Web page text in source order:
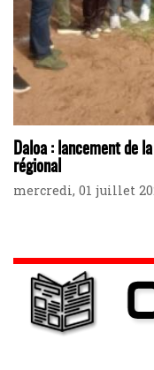
Daloa : lancement de
régional
mercredi, 01 juillet